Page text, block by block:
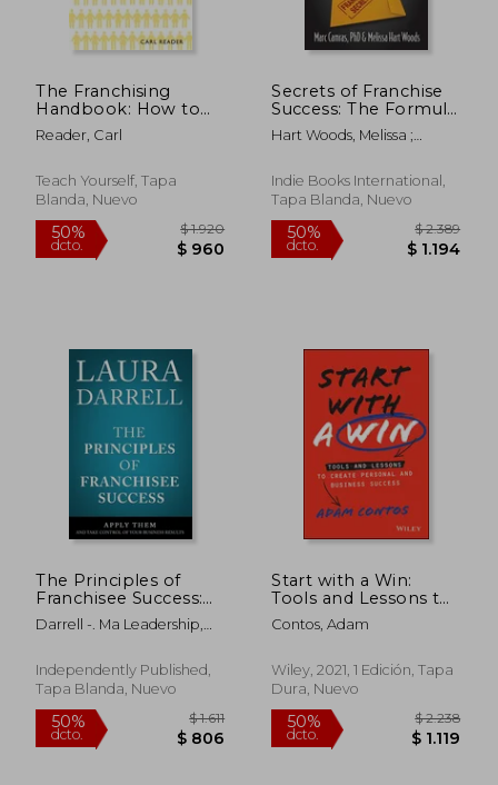
The Franchising
Handbook: How to
Choose, Start & Run a
Successful Franchise
Reader, Carl
Teach Yourself, Tapa
Blanda, Nuevo
50%
dcto.
Secrets of Franchise
Success: The Formula
for Becoming and
Staying a Top
(en Inglés)
Hart Woods, Melissa ;
Indie Books International,
Tapa Blanda, Nuevo
50%
dcto.
The Principles of
Franchisee Success:
Apply Them and
Take Control of Your
Inglés)
Darrell -. Ma Leadership,
Independently Published,
Tapa Blanda, Nuevo
Start with a Win:
Tools and Lessons to
Create Personal and
Business Success (en
Contos, Adam
Wiley, 2021, 1 Edición, Tapa
Dura, Nuevo